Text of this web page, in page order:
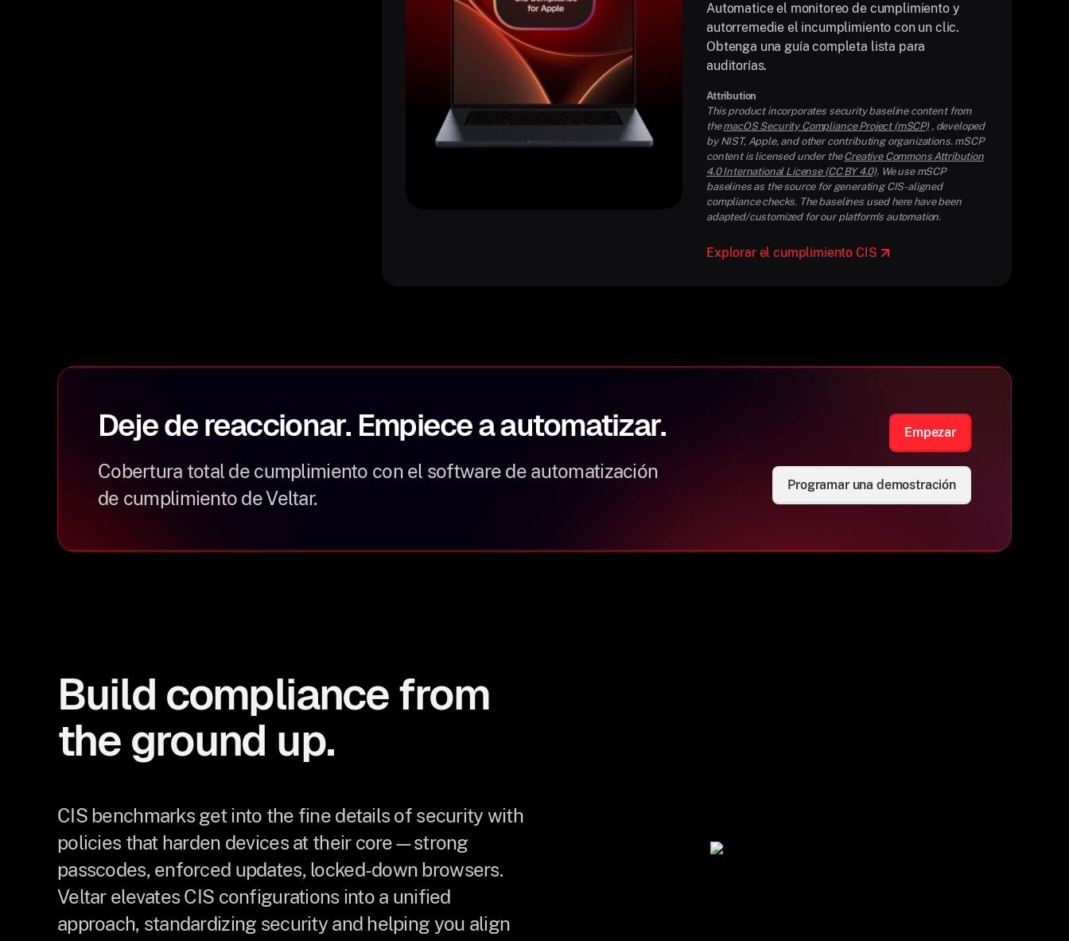
Automatice el monitoreo de cumplimiento y
autorremedie el incumplimiento con un clic.
Obtenga una guía completa lista para
auditorías.
Attribution
This product incorporates security baseline content from
themacOS Security Compliance Project (mSCP), developed
by NIST, Apple, and other contributing organizations. mSCP
content is licensed under theCreative Commons Attribution
4.0 International License (CC BY 4.0). We use mSCP
baselines as the source for generating CIS-aligned
compliance checks. The baselines used here have been
adapted/customized for our platform's automation.
Explorar el cumplimiento CIS
Deje de reaccionar. Empiece a automatizar.
Cobertura total de cumplimiento con el software de automatización
de cumplimiento de Veltar.
Empezar
Programar una demostración
Build compliance from
the ground up.
CIS benchmarks get into the fine details of security with
policies that harden devices at their core—strong
passcodes, enforced updates, locked-down browsers.
Veltar elevates CIS configurations into a unified
approach, standardizing security and helping you align